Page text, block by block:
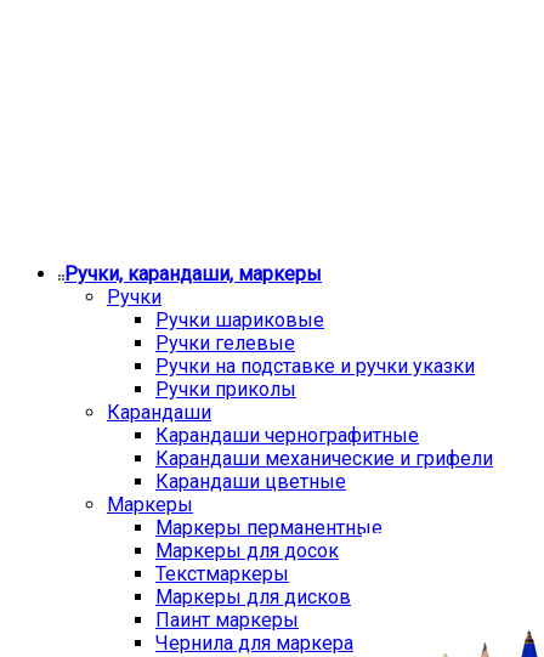
Ручки, карандаши, маркеры
Ручки
Ручки шариковые
Ручки гелевые
Ручки на подставке и ручки указки
Ручки приколы
Карандаши
Карандаши чернографитные
Карандаши механические и грифели
Карандаши цветные
Маркеры
Маркеры перманентные
Маркеры для досок
Текстмаркеры
Маркеры для дисков
Паинт маркеры
Чернила для маркера